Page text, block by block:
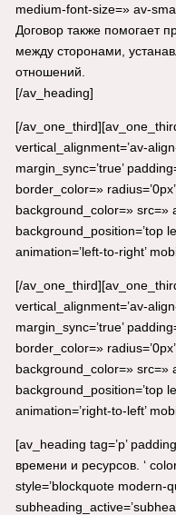
medium-font-size=» av-
Договор также помогает
между сторонами,
отношений.
[/av_heading]
[/
vertical_alignment=’av-
margin_sync=’true’
border_color=»
background_color=» src=»
background_position=’top
animation=’left-to-right’
[/
vertical_alignment=’av-
margin_sync=’true’
border_color=»
background_color=» src=»
background_position=’top
animation=’right-to-left’
[av_heading tag=’p’
времени и ресурсов. ‘
style=’blockquote modern-